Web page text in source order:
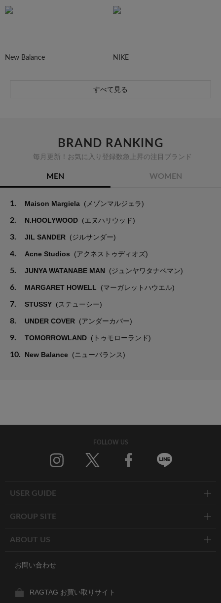
New Balance NIKE
すべて見る
BRAND RANKING
毎月更新！お気に入り登録数急上昇の注目ブランド
MEN WOMEN
1. Maison Margiela (メゾンマルジェラ)
2. N.HOOLYWOOD (エヌハリウッド)
3. JIL SANDER (ジルサンダー)
4. Acne Studios (アクネストゥディオズ)
5. JUNYA WATANABE MAN (ジュンヤワタナベマン)
6. MARGARET HOWELL (マーガレットハウエル)
7. STUSSY (ステューシー)
8. UNDER COVER (アンダーカバー)
9. TOMORROWLAND (トゥモローランド)
10. New Balance (ニューバランス)
FOLLOW US
USER GUIDE
GROUP SITE
ABOUT US
お問い合わせ
RAGTAG お買い取りサイト